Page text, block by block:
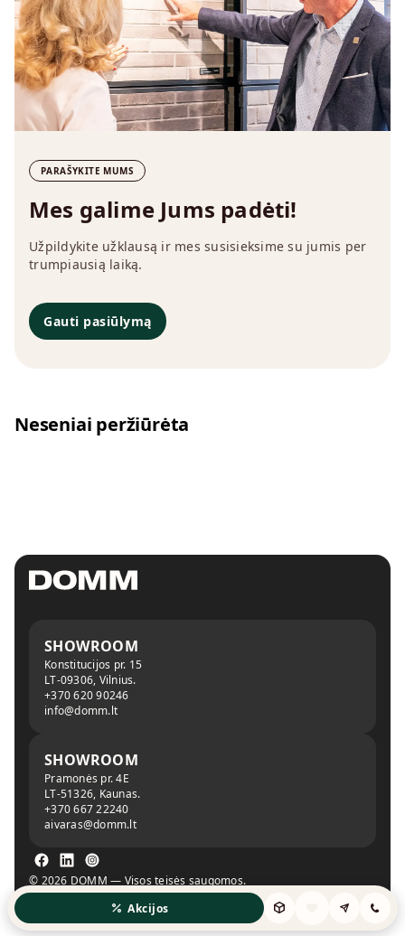
Akcijos
PARAŠYKITE MUMS
Mes galime Jums padėti!
Užpildykite užklausą ir mes susisieksime su jumis per
trumpiausią laiką.
Gauti pasiūlymą
Neseniai peržiūrėta
SHOWROOM
Konstitucijos pr. 15
LT-09306, Vilnius.
+370 620 90246
info@domm.lt
SHOWROOM
Pramonės pr. 4E
LT-51326, Kaunas.
+370 667 22240
aivaras@domm.lt
© 2026 DOMM — Visos teisės saugomos.
Privatumo politika Slapukų politika